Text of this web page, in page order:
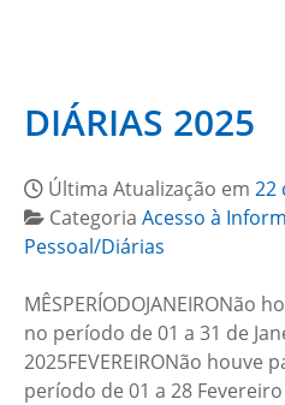
DIÁRIAS 2025
Última Atualização em 22
Categoria Acesso à
Pessoal/Diárias
MÊSPERÍODOJANEIRONão
no período de 01 a 31 de
2025FEVEREIRONão houve
período de 01 a 28